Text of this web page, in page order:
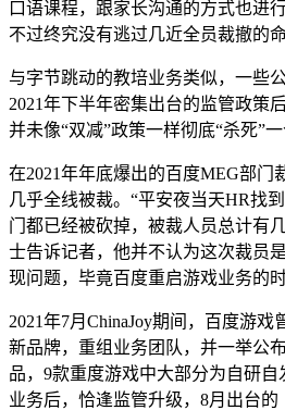
口语课程，跟家长沟通的方式也进
不过终究没有逃过几近全员裁撤的命
与字节跳动的教培业务类似，一些
2021年下半年密集出台的监管政策
并未像“双减”政策一样彻底“杀死”一
在2021年年底爆出的百度MEG部门
几乎全线被裁。“平安夜当天HR找
门都已经被砍掉，被裁人员总计有
士告诉记者，他并不认为这次裁员
现问题，毕竟百度重启游戏业务的时
2021年7月ChinaJoy期间，百度游
新品牌，重组业务团队，并一举公
品，9款重度游戏中大部分为自研
业务后，恰逢监管升级，8月出台